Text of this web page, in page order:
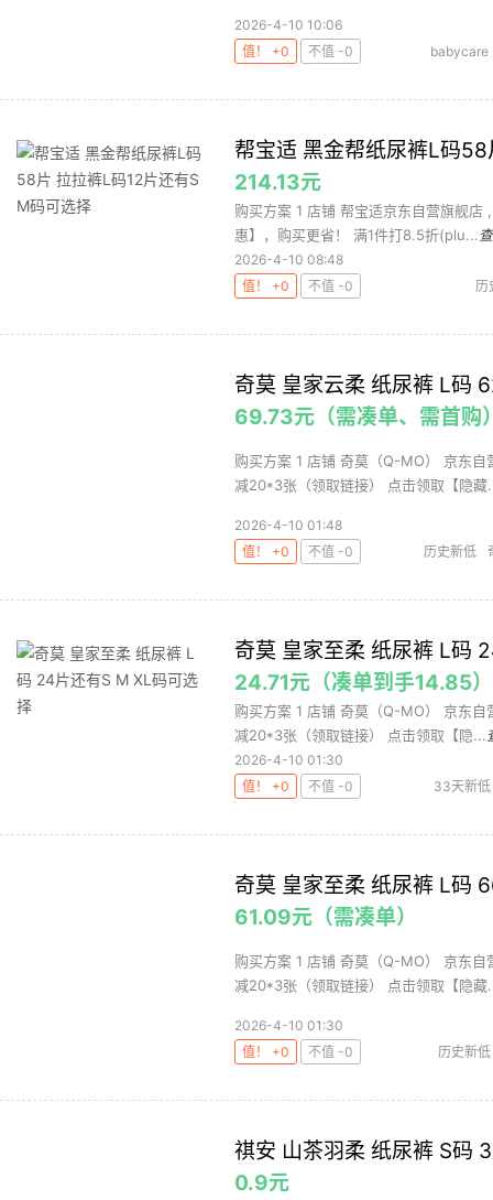
2026-4-10 10:06
值！ +0
不值 -0 babycare
帮宝适 黑金帮纸尿裤L码
214.13元
购买方案 1 店铺 帮宝适京东自营旗舰
惠】，购买更省！ 满1件打8.5折(plu...
2026-4-10 08:48
值！ +0
不值 -0 历
奇莫 皇家云柔 纸尿裤 L码
69.73元（需凑单、需首购
购买方案 1 店铺 奇莫（Q-MO） 京东
减20*3张（领取链接） 点击领取【隐藏
2026-4-10 01:48
值！ +0
不值 -0 历史新低
奇莫 皇家至柔 纸尿裤 L码
24.71元（凑单到手14.85）
购买方案 1 店铺 奇莫（Q-MO） 京东
减20*3张（领取链接） 点击领取【隐...
2026-4-10 01:30
值！ +0
不值 -0 33天新低
奇莫 皇家至柔 纸尿裤 L码
61.09元（需凑单）
购买方案 1 店铺 奇莫（Q-MO） 京东
减20*3张（领取链接） 点击领取【隐藏
2026-4-10 01:30
值！ +0
不值 -0 历史新低
祺安 山茶羽柔 纸尿裤 S码
0.9元